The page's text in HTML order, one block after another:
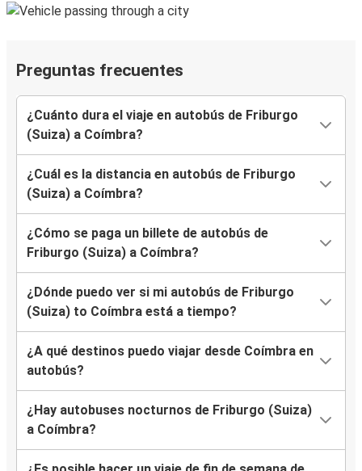
Preguntas frecuentes
¿Cuánto dura el viaje en autobús de Friburgo
(Suiza) a Coímbra?
¿Cuál es la distancia en autobús de Friburgo
(Suiza) a Coímbra?
¿Cómo se paga un billete de autobús de
Friburgo (Suiza) a Coímbra?
¿Dónde puedo ver si mi autobús de Friburgo
(Suiza) to Coímbra está a tiempo?
¿A qué destinos puedo viajar desde Coímbra en
autobús?
¿Hay autobuses nocturnos de Friburgo (Suiza)
a Coímbra?